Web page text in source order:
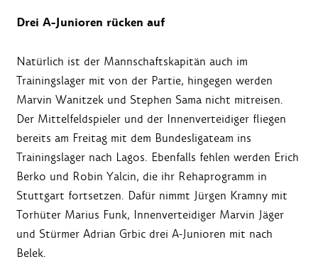
Drei A-Junioren rücken auf
Natürlich ist der Mannschaftskapitän auch im
Trainingslager mit von der Partie, hingegen werden
Marvin Wanitzek und Stephen Sama nicht mitreisen.
Der Mittelfeldspieler und der Innenverteidiger fliegen
bereits am Freitag mit dem Bundesligateam ins
Trainingslager nach Lagos. Ebenfalls fehlen werden Erich
Berko und Robin Yalcin, die ihr Rehaprogramm in
Stuttgart fortsetzen. Dafür nimmt Jürgen Kramny mit
Torhüter Marius Funk, Innenverteidiger Marvin Jäger
und Stürmer Adrian Grbic drei A-Junioren mit nach
Belek.